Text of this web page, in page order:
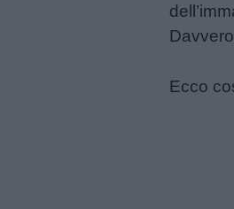
Ecco